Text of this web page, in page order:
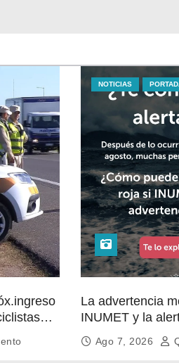
ellos
NOTICIAS
La advertencia
INUMET y la
@sinae_oficial
Ago 7, 2026